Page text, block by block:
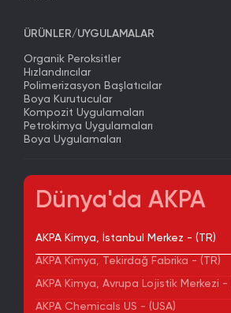
ÜRÜNLER/UYGULAMALAR
Organik Peroksitler
Hızlandırıcılar
Polimerizasyon Başlatıcılar
Boya Kurutucular
Kompozit Uygulamaları
Petrokimya Uygulamaları
Boya Uygulamaları
Dünya'da AKPA
AKPA Kimya, İstanbul Merkez - (TR)
AKPA Kimya, Tekirdağ Fabrika - (TR)
AKPA Kimya, Avrupa Lojistik Merkezi -
AKPA Chemicals US - (USA)